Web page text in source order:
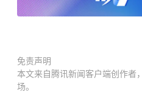
免责声明
本文来自腾讯新闻客户端创作者
场。